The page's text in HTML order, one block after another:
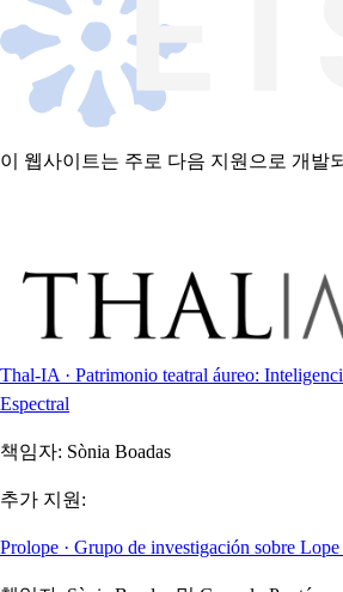
이 웹사이트는 주로 다음 지원으로 개발
Thal-IA · Patrimonio teatral áureo:
Espectral
책임자: Sònia Boadas
추가 지원:
Prolope · Grupo de investigación sobre Lope